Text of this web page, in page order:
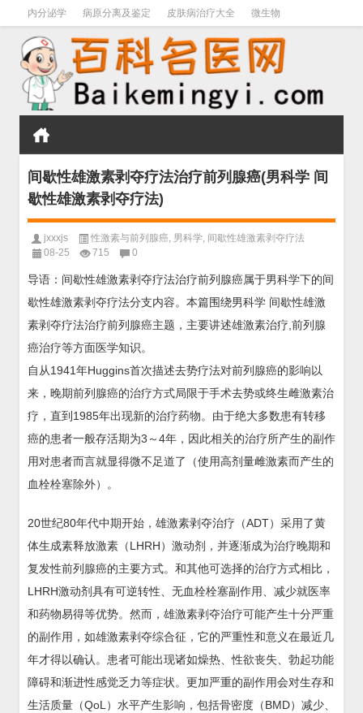
内分泌学 病原分离及鉴定 皮肤病治疗大全 微生物
皮肤病学 男科学 血液病学 心血管 口腔医学 禁戒毒品
间歇性雄激素剥夺疗法治疗前列腺癌(男科学 间
歇性雄激素剥夺疗法)
jxxxjs 性激素与前列腺癌, 男科学, 间歇性雄激素剥夺疗法
08-25
715 0
导语：间歇性雄激素剥夺疗法治疗前列腺癌属于男科学下的间
歇性雄激素剥夺疗法分支内容。本篇围绕男科学 间歇性雄激
素剥夺疗法治疗前列腺癌主题，主要讲述雄激素治疗,前列腺
癌治疗等方面医学知识。
自从1941年Huggins首次描述去势疗法对前列腺癌的影响以
来，晚期前列腺癌的治疗方式局限于手术去势或终生雌激素治
疗，直到1985年出现新的治疗药物。由于绝大多数患有转移
癌的患者一般存活期为3～4年，因此相关的治疗所产生的副作
用对患者而言就显得微不足道了（使用高剂量雌激素而产生的
血栓栓塞除外）。
20世纪80年代中期开始，雄激素剥夺治疗（ADT）采用了黄
体生成素释放激素（LHRH）激动剂，并逐渐成为治疗晚期和
复发性前列腺癌的主要方式。和其他可选择的治疗方式相比，
LHRH激动剂具有可逆转性、无血栓栓塞副作用、减少就医率
和药物易得等优势。然而，雄激素剥夺治疗可能产生十分严重
的副作用，如雄激素剥夺综合征，它的严重性和意义在最近几
年才得以确认。患者可能出现诸如燥热、性欲丧失、勃起功能
障碍和渐进性感觉乏力等症状。更加严重的副作用会对生存和
生活质量（QoL）水平产生影响，包括骨密度（BMD）减少、